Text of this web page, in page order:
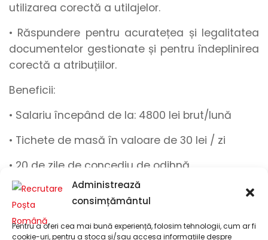
Administrează
consimțământul
Pentru a oferi cea mai bună experiență, folosim tehnologii, cum ar fi
cookie-uri, pentru a stoca și/sau accesa informațiile despre
utilizarea corectă a utilajelor.
• Răspundere pentru acuratețea și legalitatea
documentelor gestionate și pentru îndeplinirea
corectă a atribuțiilor.
Beneficii:
• Salariu începând de la: 4800 lei brut/lună
• Tichete de masă în valoare de 30 lei / zi
• 20 de zile de concediu de odihnă
• Zi lucrătoare liberă plătită acordată cu ocazia
zilei Mondiale a Poștei – 9 Octombrie
• Mediu de lucrudinamicșisigur